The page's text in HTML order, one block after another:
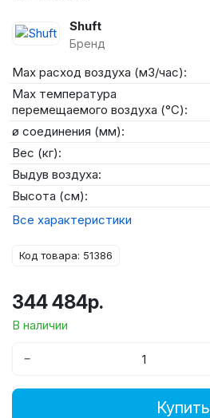
Shuft
Бренд
Max расход воздуха (м3/час):
Max температура
перемещаемого воздуха (°C):
ø соединения (мм):
Вес (кг):
Выдув воздуха:
Высота (см):
Все характеристики
Код товара: 51386
344 484р.
В наличии
−
Купить